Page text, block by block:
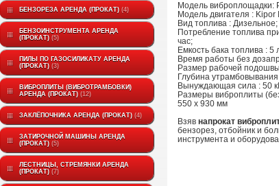
БЕНЗОРЕЗА АРЕНДА (ПРОКАТ) 4
БЕНЗОИНСТРУМЕНТА АРЕНДА
(ПРОКАТ) 5
ПИЛЫ ПО ГАЗОСИЛИКАТУ АРЕНДА
(ПРОКАТ) 3
ВИБРОПЛИТЫ (ВИБРОТРАМБОВКИ)
АРЕНДА (ПРОКАТ) 12
ЗАКЛЁПОЧНИКА АРЕНДА (ПРОКАТ) 4
ЗАТИРОЧНОЙ МАШИНЫ АРЕНДА
(ПРОКАТ) 5
ЛЕСТНИЦЫ, СТРЕМЯНКИ АРЕНДА
(ПРОКАТ) 7
Модель виброплощадки:
Модель двигателя :
Вид топлива : Дизельное;
Потребление топлива
час;
Емкость бака топлива : 5
Время работы без
Размер рабочей
Глубина
Вынуждающая сила : 50
Размеры виброплиты
550 х 930 мм
Взяв напрокат
бензорез, отбойник и
инструмента и